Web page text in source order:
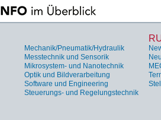
Mechanik/Pneumatik/Hydraulik
Messtechnik und Sensorik
Mikrosystem- und Nanotechnik
Optik und Bildverarbeitung
Software und Engineering
Steuerungs- und Regelungstechnik